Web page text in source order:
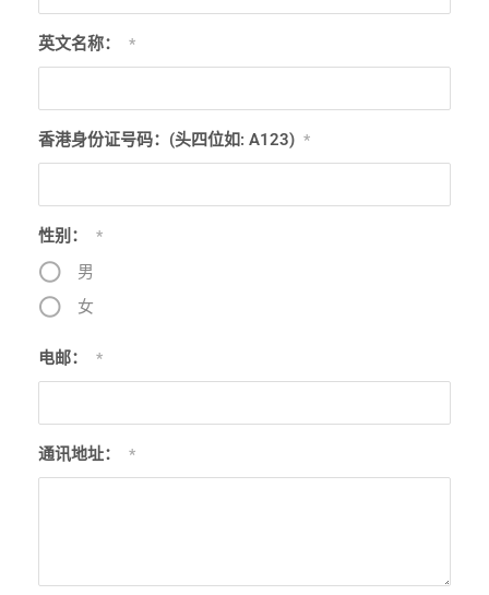
英文名称： *
香港身份证号码：(头四位如: A123) *
性别： *
男
女
电邮： *
通讯地址： *